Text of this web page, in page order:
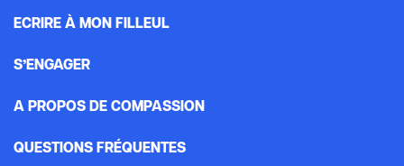
ECRIRE À MON FILLEUL
S’ENGAGER
A PROPOS DE COMPASSION
QUESTIONS FRÉQUENTES